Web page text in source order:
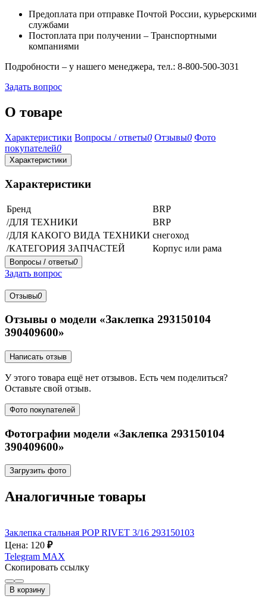
Предоплата при отправке Почтой России, курьерскими
службами
Постоплата при получении – Транспортными
компаниями
Подробности – у нашего менеджера, тел.: 8-800-500-3031
Задать вопрос
О товаре
Характеристики Вопросы / ответы0 Отзывы0 Фото
покупателей0
Характеристики
Характеристики
Бренд
BRP
/ДЛЯ ТЕХНИКИ
BRP
/ДЛЯ КАКОГО ВИДА ТЕХНИКИ снегоход
/КАТЕГОРИЯ ЗАПЧАСТЕЙ
Корпус или рама
Вопросы / ответы0
Задать вопрос
Отзывы0
Отзывы о модели «Заклепка 293150104
390409600»
Написать отзыв
У этого товара ещё нет отзывов. Есть чем поделиться?
Оставьте свой отзыв.
Фото покупателей
Фотографии модели «Заклепка 293150104
390409600»
Загрузить фото
Аналогичные товары
Заклепка стальная POP RIVET 3/16 293150103
Цена: 120 ₽
Telegram MAX
Скопировать ссылку
В корзину